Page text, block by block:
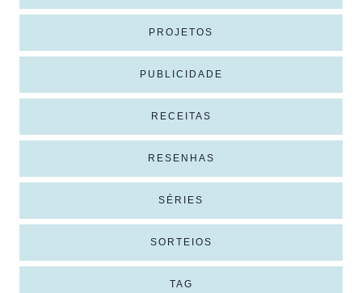
PROJETOS
PUBLICIDADE
RECEITAS
RESENHAS
SÉRIES
SORTEIOS
TAG